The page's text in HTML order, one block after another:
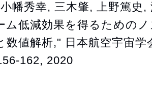
幡秀幸, 三木肇, 上野篤史,
ム低減効果を得るための
数値解析," 日本航空宇宙学
162, 2020